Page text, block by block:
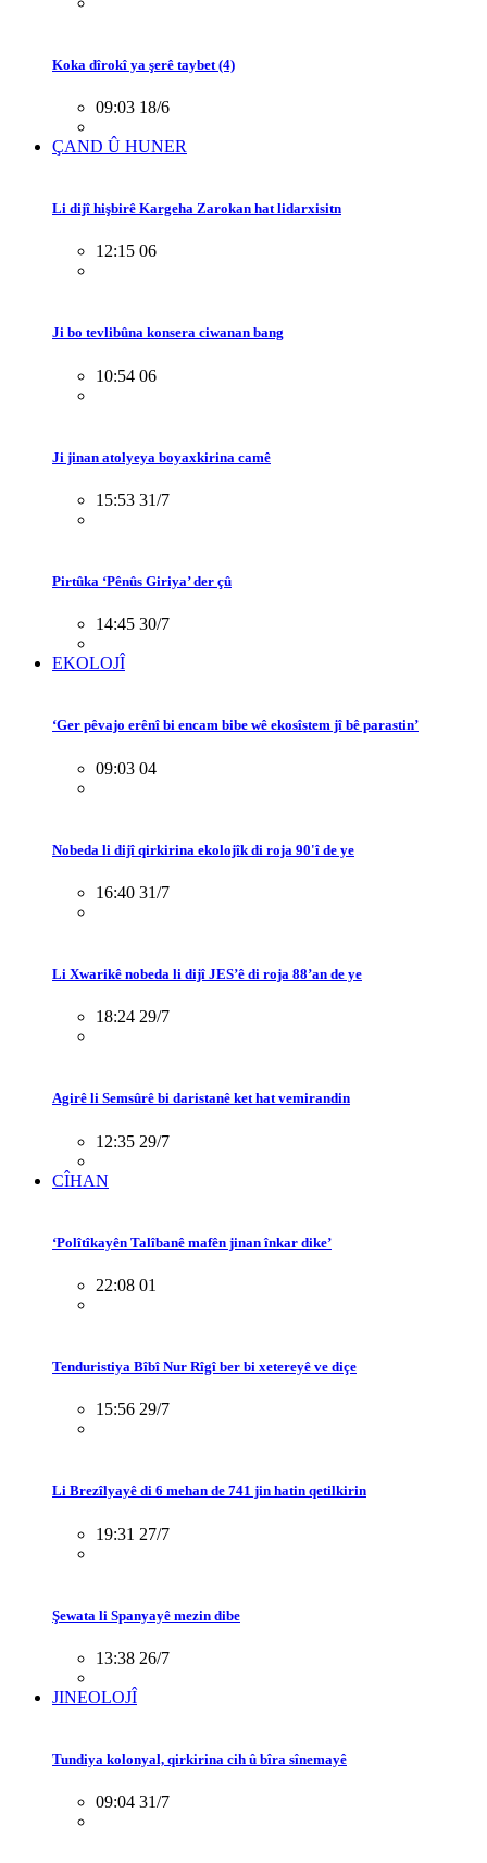
Koka dîrokî ya şerê taybet (4)
09:03 18/6
ÇAND Û HUNER
Li dijî hişbirê Kargeha Zarokan hat lidarxisitn
12:15 06
Ji bo tevlibûna konsera ciwanan bang
10:54 06
Ji jinan atolyeya boyaxkirina camê
15:53 31/7
Pirtûka ‘Pênûs Giriya’ der çû
14:45 30/7
EKOLOJÎ
‘Ger pêvajo erênî bi encam bibe wê ekosîstem jî bê parastin’
09:03 04
Nobeda li dijî qirkirina ekolojîk di roja 90'î de ye
16:40 31/7
Li Xwarikê nobeda li dijî JES’ê di roja 88’an de ye
18:24 29/7
Agirê li Semsûrê bi daristanê ket hat vemirandin
12:35 29/7
CÎHAN
‘Polîtîkayên Talîbanê mafên jinan înkar dike’
22:08 01
Tenduristiya Bîbî Nur Rîgî ber bi xetereyê ve diçe
15:56 29/7
Li Brezîlyayê di 6 mehan de 741 jin hatin qetilkirin
19:31 27/7
Şewata li Spanyayê mezin dibe
13:38 26/7
JINEOLOJÎ
Tundiya kolonyal, qirkirina cih û bîra sînemayê
09:04 31/7